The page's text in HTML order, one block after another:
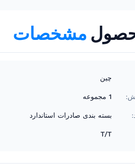
مشخصات
چین
1 مجموعه
بسته بندی صادرات استاندارد
T/T